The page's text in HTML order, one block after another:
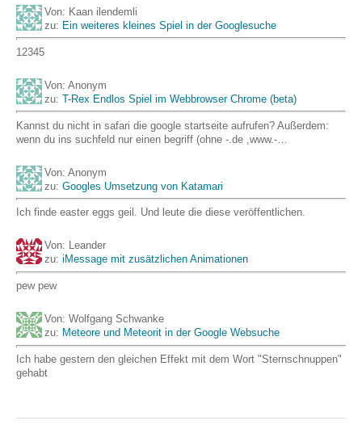
Von: Kaan ilendemli
zu: Ein weiteres kleines Spiel in der Googlesuche
12345
Von: Anonym
zu: T-Rex Endlos Spiel im Webbrowser Chrome (beta)
Kannst du nicht in safari die google startseite aufrufen? Außerdem:
wenn du ins suchfeld nur einen begriff (ohne -.de ,www.-…
Von: Anonym
zu: Googles Umsetzung von Katamari
Ich finde easter eggs geil. Und leute die diese veröffentlichen.
Von: Leander
zu: iMessage mit zusätzlichen Animationen
pew pew
Von: Wolfgang Schwanke
zu: Meteore und Meteorit in der Google Websuche
Ich habe gestern den gleichen Effekt mit dem Wort "Sternschnuppen"
gehabt